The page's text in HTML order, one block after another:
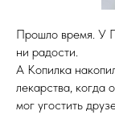
Прошло время. У
ни радости.
А Копилка
лекарства, когда
мог угостить